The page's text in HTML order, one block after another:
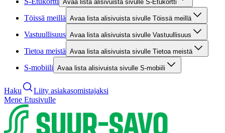
Avaa lista alisivuista sivulle S-Etukortti
Töissä meillä Avaa lista alisivuista sivulle Töissä meillä
Vastuullisuus Avaa lista alisivuista sivulle Vastuullisuus
Tietoa meistä Avaa lista alisivuista sivulle Tietoa meistä
S-mobiili Avaa lista alisivuista sivulle S-mobiili
Haku
Liity asiakasomistajaksi
Mene Etusivulle